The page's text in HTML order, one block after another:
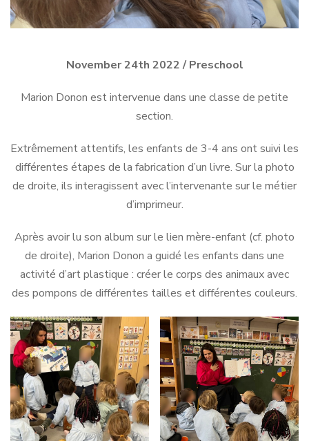
November 24th 2022 / Preschool
Marion Donon est intervenue dans une classe de petite
section.
Extrêmement attentifs, les enfants de 3-4 ans ont suivi les
différentes étapes de la fabrication d’un livre. Sur la photo
de droite, ils interagissent avec l’intervenante sur le métier
d’imprimeur.
Après avoir lu son album sur le lien mère-enfant (cf. photo
de droite), Marion Donon a guidé les enfants dans une
activité d’art plastique : créer le corps des animaux avec
des pompons de différentes tailles et différentes couleurs.